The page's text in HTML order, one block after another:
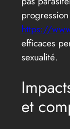
https://
efficaces
sexualité.
et